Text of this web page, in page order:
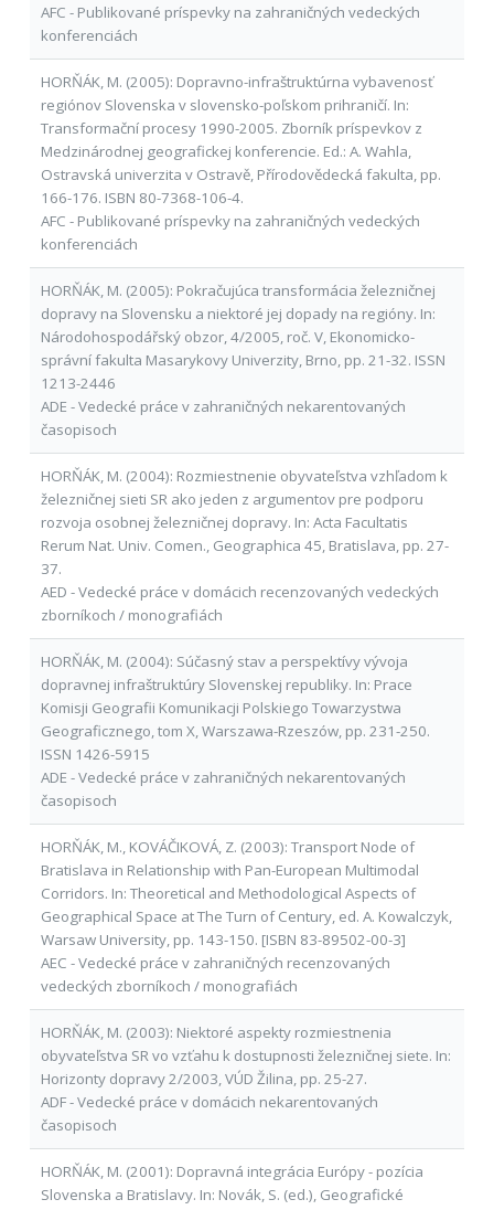
AFC - Publikované príspevky na zahraničných vedeckých
konferenciách
HORŇÁK, M. (2005): Dopravno-infraštruktúrna vybavenosť
regiónov Slovenska v slovensko-poľskom prihraničí. In:
Transformační procesy 1990-2005. Zborník príspevkov z
Medzinárodnej geografickej konferencie. Ed.: A. Wahla,
Ostravská univerzita v Ostravě, Přírodovědecká fakulta, pp.
166-176. ISBN 80-7368-106-4.
AFC - Publikované príspevky na zahraničných vedeckých
konferenciách
HORŇÁK, M. (2005): Pokračujúca transformácia železničnej
dopravy na Slovensku a niektoré jej dopady na regióny. In:
Národohospodářský obzor, 4/2005, roč. V, Ekonomicko-
správní fakulta Masarykovy Univerzity, Brno, pp. 21-32. ISSN
1213-2446
ADE - Vedecké práce v zahraničných nekarentovaných
časopisoch
HORŇÁK, M. (2004): Rozmiestnenie obyvateľstva vzhľadom k
železničnej sieti SR ako jeden z argumentov pre podporu
rozvoja osobnej železničnej dopravy. In: Acta Facultatis
Rerum Nat. Univ. Comen., Geographica 45, Bratislava, pp. 27-
37.
AED - Vedecké práce v domácich recenzovaných vedeckých
zborníkoch / monografiách
HORŇÁK, M. (2004): Súčasný stav a perspektívy vývoja
dopravnej infraštruktúry Slovenskej republiky. In: Prace
Komisji Geografii Komunikacji Polskiego Towarzystwa
Geograficznego, tom X, Warszawa-Rzeszów, pp. 231-250.
ISSN 1426-5915
ADE - Vedecké práce v zahraničných nekarentovaných
časopisoch
HORŇÁK, M., KOVÁČIKOVÁ, Z. (2003): Transport Node of
Bratislava in Relationship with Pan-European Multimodal
Corridors. In: Theoretical and Methodological Aspects of
Geographical Space at The Turn of Century, ed. A. Kowalczyk,
Warsaw University, pp. 143-150. [ISBN 83-89502-00-3]
AEC - Vedecké práce v zahraničných recenzovaných
vedeckých zborníkoch / monografiách
HORŇÁK, M. (2003): Niektoré aspekty rozmiestnenia
obyvateľstva SR vo vzťahu k dostupnosti železničnej siete. In:
Horizonty dopravy 2/2003, VÚD Žilina, pp. 25-27.
ADF - Vedecké práce v domácich nekarentovaných
časopisoch
HORŇÁK, M. (2001): Dopravná integrácia Európy - pozícia
Slovenska a Bratislavy. In: Novák, S. (ed.), Geografické